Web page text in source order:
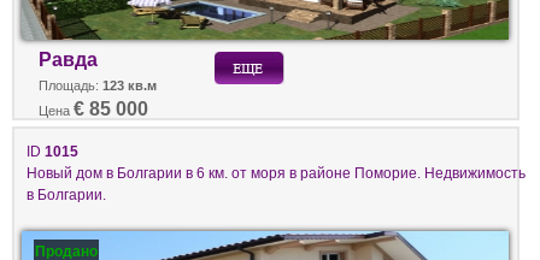
Равда
Площадь: 123 кв.м
Цена € 85 000
ID 1015
Новый дом в Болгарии в 6 км. от моря в районе Поморие. Недвижимость
в Болгарии.
Продано